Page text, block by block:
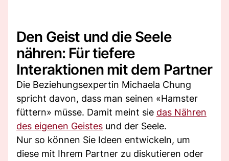
Den Geist und die Seele
nähren: Für tiefere
Interaktionen mit dem Partner
Die Beziehungsexpertin Michaela Chung
spricht davon, dass man seinen «Hamster
füttern» müsse. Damit meint sie das Nähren
des eigenen Geistes und der Seele.
Nur so können Sie Ideen entwickeln, um
diese mit Ihrem Partner zu diskutieren oder